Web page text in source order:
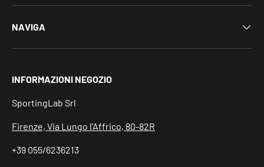
NAVIGA
INFORMAZIONI NEGOZIO
SportingLab Srl
Firenze, Via Lungo l'Affrico, 80-82R
+39 055/6236213